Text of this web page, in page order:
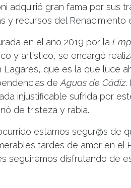
adquirió gran fama por sus
y recursos del Renacimiento
en el año 2019 por la
y artístico, se encargó
Lagares, que es la que luce
de Aguas de Cádiz.
injustificable sufrida por
de tristeza y rabia.
estamos segur@s de
tardes de amor en el
seguiremos disfrutando de